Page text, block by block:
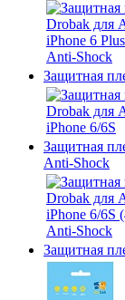
Защитная
Защитная
Anti-Shock
Защитная